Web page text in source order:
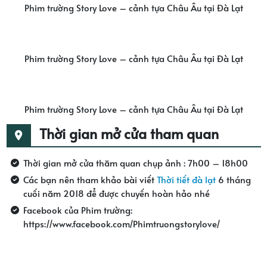
Phim trường Story Love – cảnh tựa Châu Âu tại Đà Lạt
Phim trường Story Love – cảnh tựa Châu Âu tại Đà Lạt
Phim trường Story Love – cảnh tựa Châu Âu tại Đà Lạt
Thời gian mở cửa tham quan
Thời gian mở cửa thăm quan chụp ảnh : 7h00 – 18h00
Các bạn nên tham khảo bài viếtThời tiết đà lạt6 tháng
cuối năm 2018 để được chuyến hoàn hảo nhé
Facebook của Phim trường:
https://www.facebook.com/Phimtruongstorylove/